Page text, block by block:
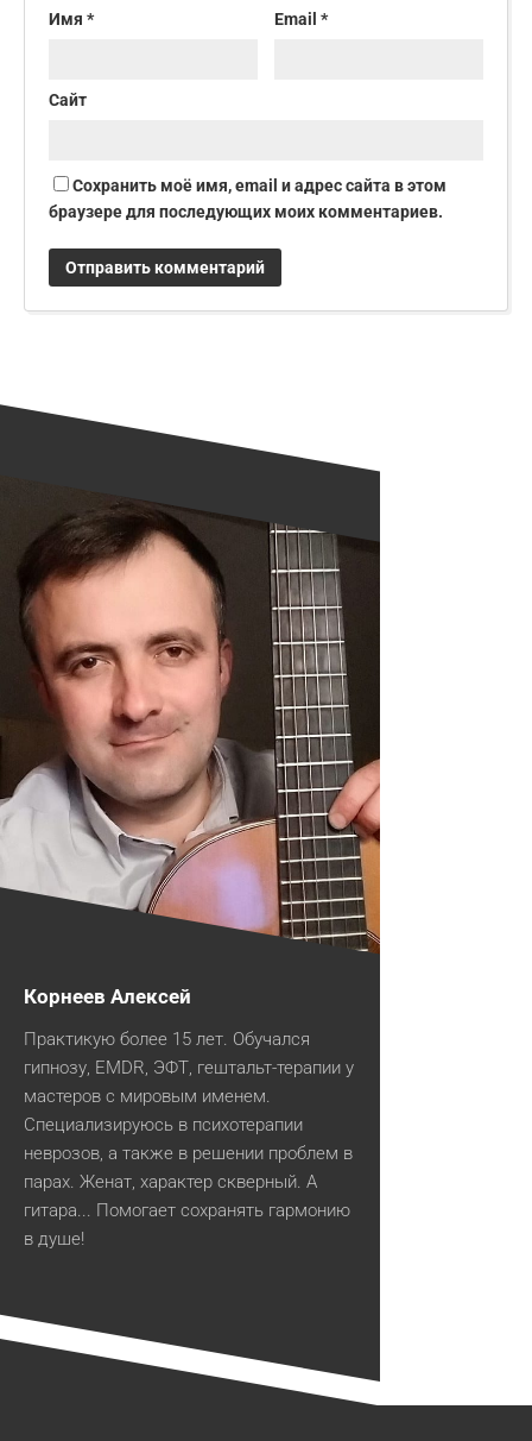
Имя * Email*
Сайт
Сохранить моё имя, email и адрес сайта в этом
браузере для последующих моих комментариев.
Корнеев Алексей
Практикую более 15 лет. Обучался
гипнозу, EMDR, ЭФТ, гештальт-терапии у
мастеров с мировым именем.
Специализируюсь в психотерапии
неврозов, а также в решении проблем в
парах. Женат, характер скверный. А
гитара... Помогает сохранять гармонию
в душе!